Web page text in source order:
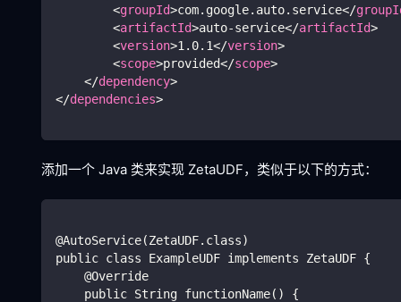
<groupId>com.google.auto.service</
<artifactId>auto-service</artifactId>
<version>1.0.1</version>
<scope>provided</scope>
</dependency>
</dependencies>
添加一个 Java 类来实现 ZetaUDF，类似于以下的方式：
@AutoService(ZetaUDF.class)
public class ExampleUDF implements ZetaUDF {
    @Override
    public String functionName() {